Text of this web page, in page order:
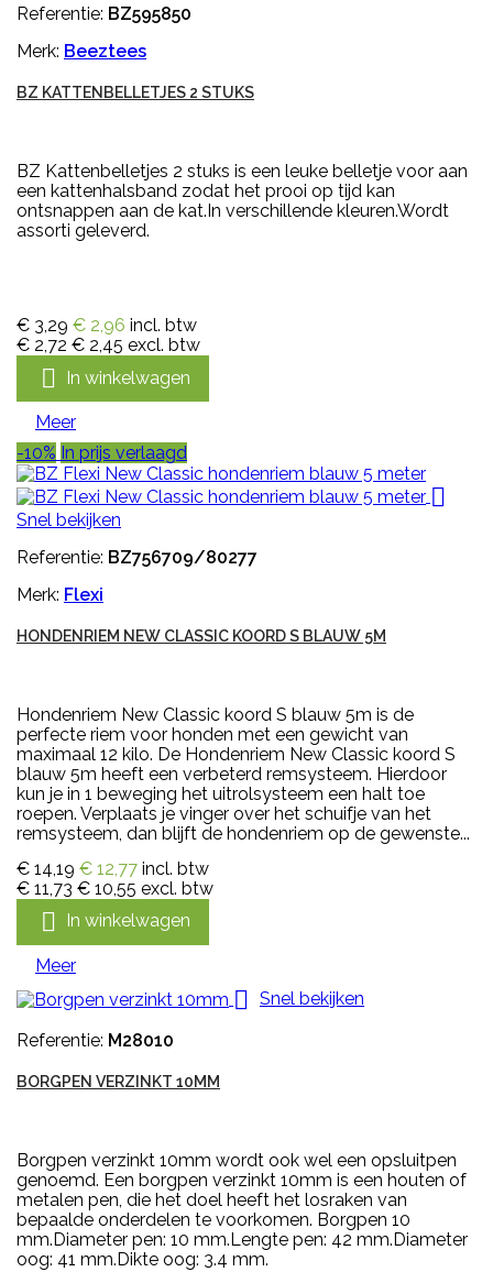
Referentie: BZ595850
Merk: Beeztees
BZ KATTENBELLETJES 2 STUKS
BZ Kattenbelletjes 2 stuks is een leuke belletje voor aan
een kattenhalsband zodat het prooi op tijd kan
ontsnappen aan de kat.In verschillende kleuren.Wordt
assorti geleverd.
€ 3,29 € 2,96 incl. btw
€ 2,72 € 2,45 excl. btw
 In winkelwagen
Meer
-10% In prijs verlaagd

Snel bekijken
Referentie: BZ756709/80277
Merk: Flexi
HONDENRIEM NEW CLASSIC KOORD S BLAUW 5M
Hondenriem New Classic koord S blauw 5m is de
perfecte riem voor honden met een gewicht van
maximaal 12 kilo. De Hondenriem New Classic koord S
blauw 5m heeft een verbeterd remsysteem. Hierdoor
kun je in 1 beweging het uitrolsysteem een halt toe
roepen. Verplaats je vinger over het schuifje van het
remsysteem, dan blijft de hondenriem op de gewenste...
€ 14,19 € 12,77 incl. btw
€ 11,73 € 10,55 excl. btw
 In winkelwagen
Meer

Snel bekijken
Referentie: M28010
BORGPEN VERZINKT 10MM
Borgpen verzinkt 10mm wordt ook wel een opsluitpen
genoemd. Een borgpen verzinkt 10mm is een houten of
metalen pen, die het doel heeft het losraken van
bepaalde onderdelen te voorkomen. Borgpen 10
mm.Diameter pen: 10 mm.Lengte pen: 42 mm.Diameter
oog: 41 mm.Dikte oog: 3.4 mm.